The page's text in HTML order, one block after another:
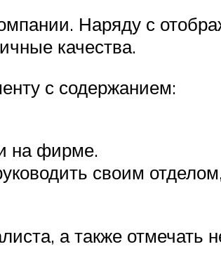
Наряду с
качества.
с содержанием:
на фирме.
своим
а также отмечать